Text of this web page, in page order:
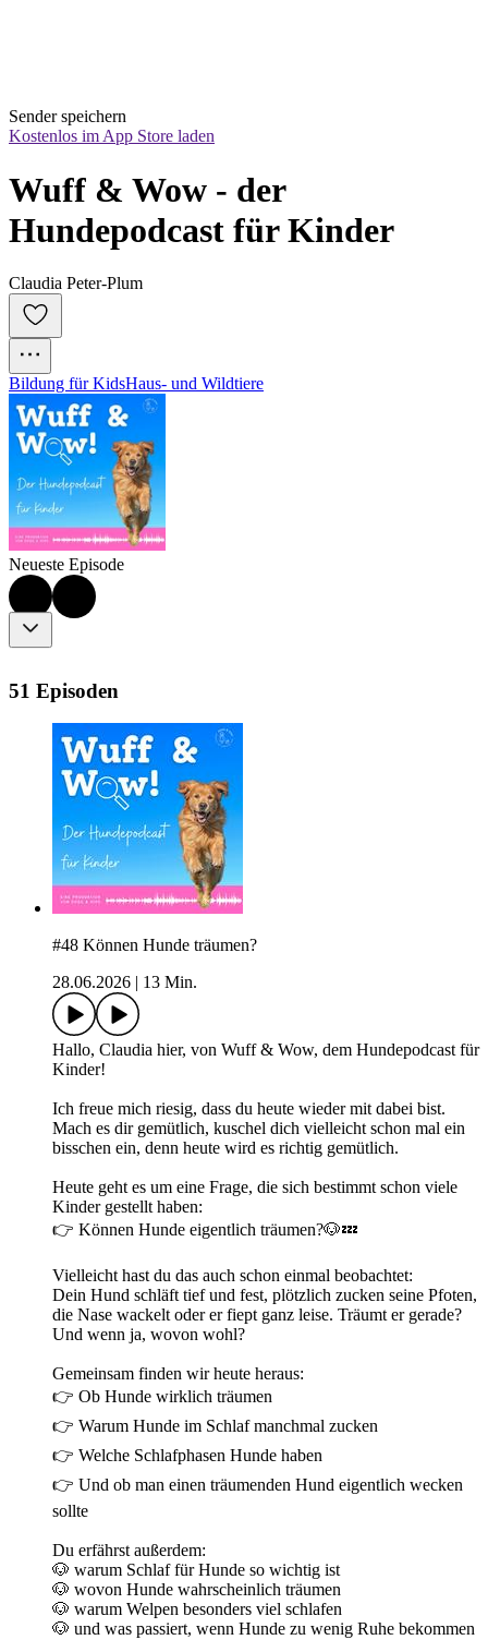
Sender speichern
Kostenlos im App Store laden
Wuff & Wow - der
Hundepodcast für Kinder
Claudia Peter-Plum
Bildung für KidsHaus- und Wildtiere
Neueste Episode
51 Episoden
#48 Können Hunde träumen?
28.06.2026
13 Min.
Hallo, Claudia hier, von Wuff & Wow, dem Hundepodcast für
Kinder!
Ich freue mich riesig, dass du heute wieder mit dabei bist.
Mach es dir gemütlich, kuschel dich vielleicht schon mal ein
bisschen ein, denn heute wird es richtig gemütlich.
Heute geht es um eine Frage, die sich bestimmt schon viele
Kinder gestellt haben:
👉 Können Hunde eigentlich träumen?🐶💤
Vielleicht hast du das auch schon einmal beobachtet:
Dein Hund schläft tief und fest, plötzlich zucken seine Pfoten,
die Nase wackelt oder er fiept ganz leise. Träumt er gerade?
Und wenn ja, wovon wohl?
Gemeinsam finden wir heute heraus:
👉 Ob Hunde wirklich träumen
👉 Warum Hunde im Schlaf manchmal zucken
👉 Welche Schlafphasen Hunde haben
👉 Und ob man einen träumenden Hund eigentlich wecken
sollte
Du erfährst außerdem:
🐶 warum Schlaf für Hunde so wichtig ist
🐶 wovon Hunde wahrscheinlich träumen
🐶 warum Welpen besonders viel schlafen
🐶 und was passiert, wenn Hunde zu wenig Ruhe bekommen